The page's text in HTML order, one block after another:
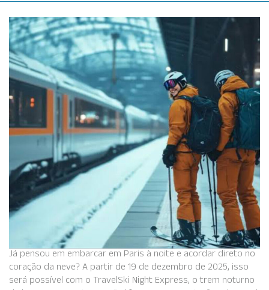
Já pensou em embarcar em Paris à noite e acordar direto no
coração da neve? A partir de 19 de dezembro de 2025, isso
será possível com o TravelSki Night Express, o trem noturno